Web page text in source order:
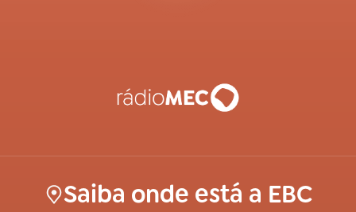
Saiba onde está a EBC